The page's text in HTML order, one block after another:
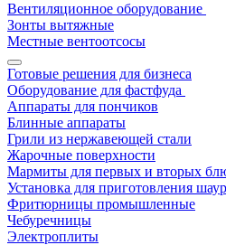
Вентиляционное оборудование
Зонты вытяжные
Местные вентоотсосы
Готовые решения для бизнеса
Оборудование для фастфуда
Аппараты для пончиков
Блинные аппараты
Грили из нержавеющей стали
Жарочные поверхности
Мармиты для первых и вторых
Установка для приготовления
Фритюрницы промышленные
Чебуречницы
Электроплиты